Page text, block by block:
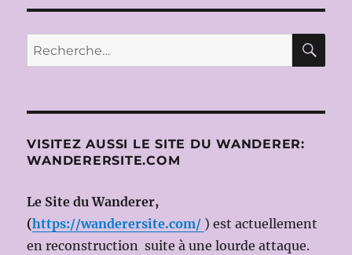
DAM
Recherche
pour :
VISITEZ AUSSI LE SITE DU WANDERER:
WANDERERSITE.COM
Le Site du Wanderer,
(https://wanderersite.com/ ) est actuellement
en reconstruction suite à une lourde attaque.